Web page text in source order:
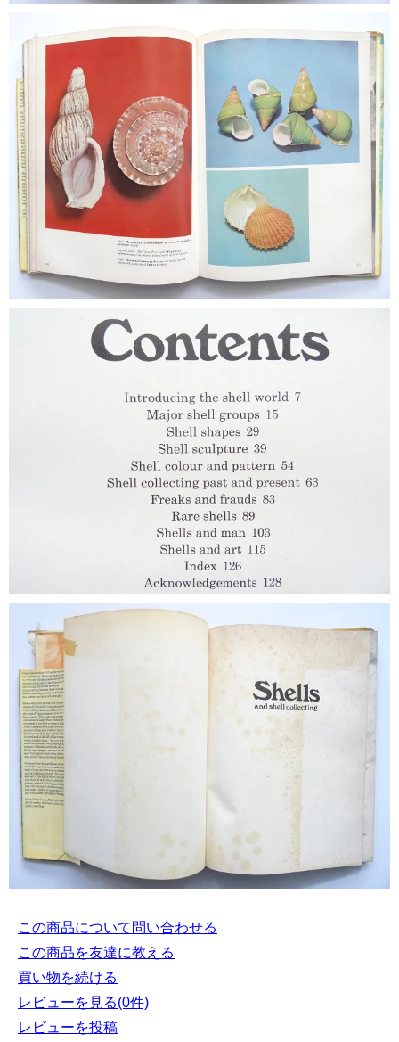
この商品について問い合わせる
この商品を友達に教える
買い物を続ける
レビューを見る(0件)
レビューを投稿